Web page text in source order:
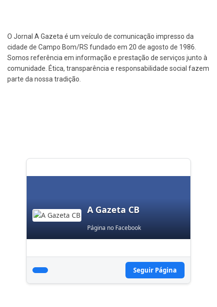
O Jornal A Gazeta é um veículo de comunicação impresso da
cidade de Campo Bom/RS fundado em 20 de agosto de 1986.
Somos referência em informação e prestação de serviços junto à
comunidade. Ética, transparência e responsabilidade social fazem
parte da nossa tradição.
A Gazeta CB
Página no Facebook
Seguir Página